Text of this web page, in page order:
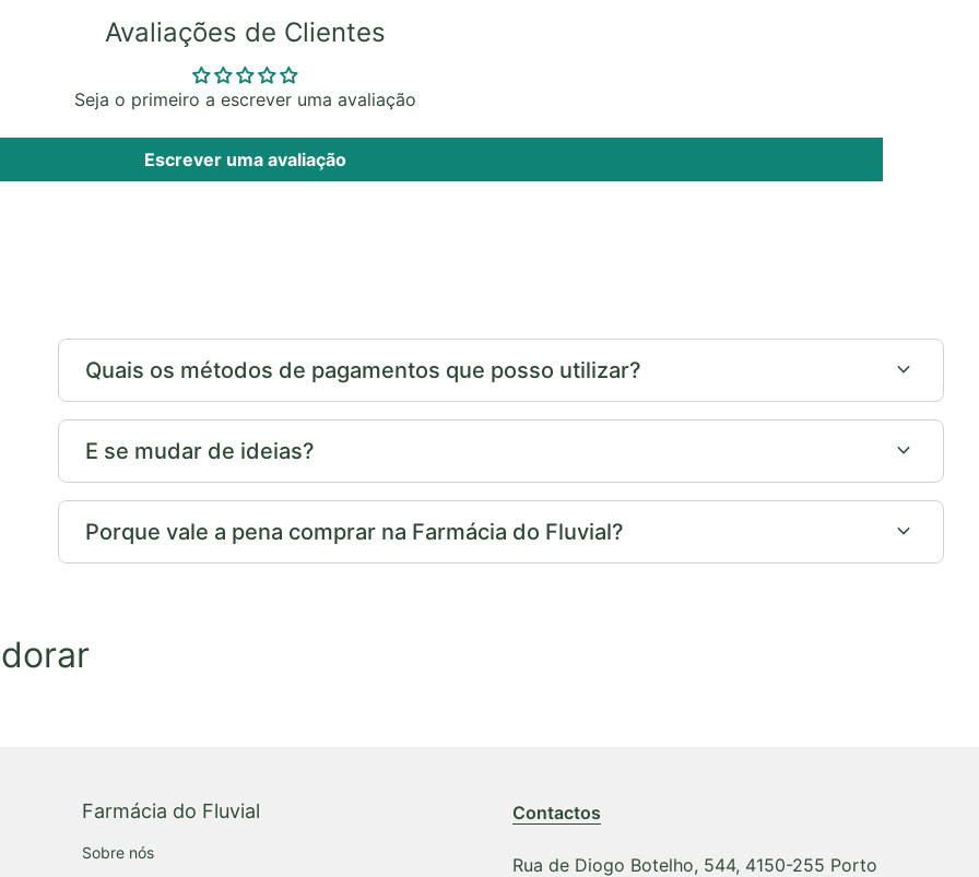
Avaliações de Clientes
Seja o primeiro a escrever uma avaliação
Escrever uma avaliação
Quais os métodos de pagamentos que posso utilizar? expand_more
E se mudar de ideias? expand_more
Porque vale a pena comprar na Farmácia do Fluvial? expand_more
Farmácia do Fluvial
Sobre nós
Contactos
Rua de Diogo Botelho, 544, 4150-255 Porto